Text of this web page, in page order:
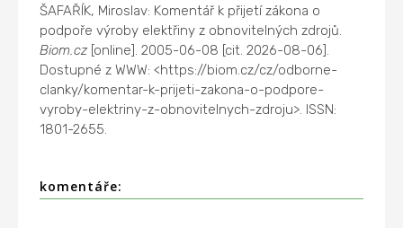
ŠAFAŘÍK, Miroslav: Komentář k přijetí zákona o
podpoře výroby elektřiny z obnovitelných zdrojů.
Biom.cz [online]. 2005-06-08 [cit. 2026-08-06].
Dostupné z WWW: <https://biom.cz/cz/odborne-
clanky/komentar-k-prijeti-zakona-o-podpore-
vyroby-elektriny-z-obnovitelnych-zdroju>. ISSN:
1801-2655.
komentáře: